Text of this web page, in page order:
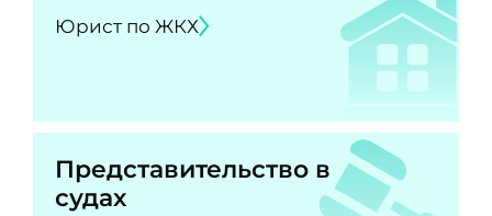
Юрист по ЖКХ
Представительство в
судах